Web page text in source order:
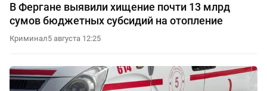
В Фергане выявили хищение почти 13 млрд
сумов бюджетных субсидий на отопление
Криминал5 августа 12:25